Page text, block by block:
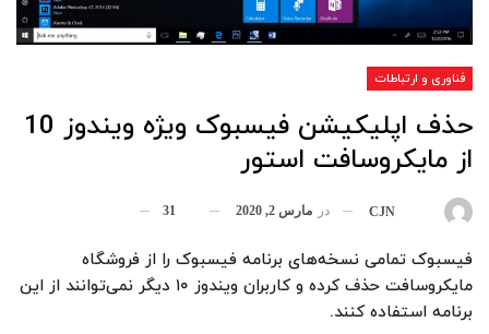
فناوری و ارتباطات
حذف اپلیکیشن فیسبوک ویژه ویندوز 10
از مایکروسافت استور
CJN در مارس 2, 2020 31
فیسبوک تمامی نسخه‌های برنامه فیسبوک را از فروشگاه
مایکروسافت حذف کرده و کاربران ویندوز ۱۰ دیگر نمی‌توانند از این
برنامه استفاده کنند.